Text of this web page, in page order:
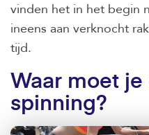
vinden het in het begin
ineens aan verknocht
tijd.
Waar moet
spinning?